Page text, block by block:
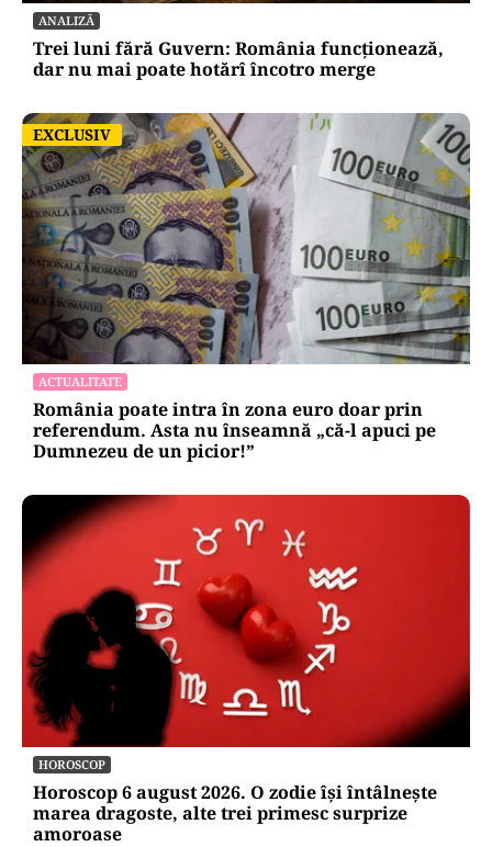
ANALIZĂ
Trei luni fără Guvern: România funcționează,
dar nu mai poate hotărî încotro merge
EXCLUSIV
EXCLUSIV
ACTUALITATE
România poate intra în zona euro doar prin
referendum. Asta nu înseamnă „că-l apuci pe
Dumnezeu de un picior!”
HOROSCOP
Horoscop 6 august 2026. O zodie își întâlnește
marea dragoste, alte trei primesc surprize
amoroase